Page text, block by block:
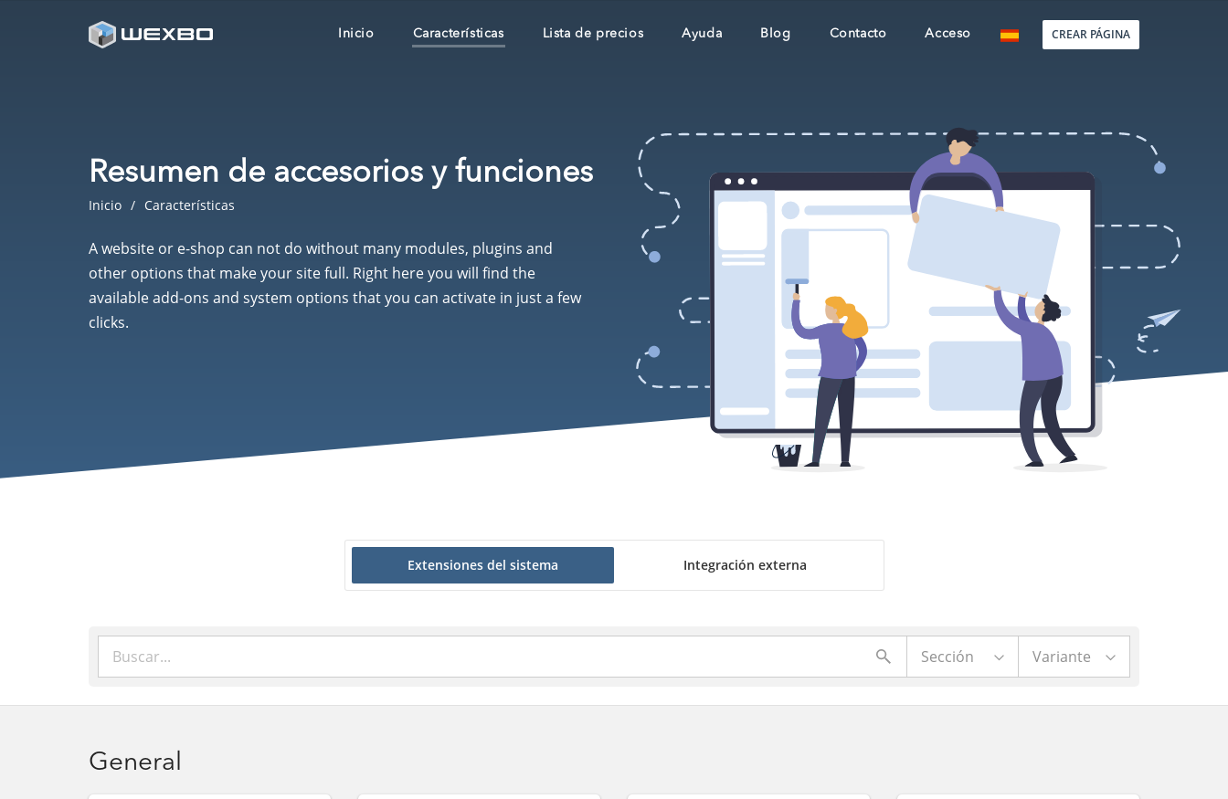
Inicio Características Lista de precios Ayuda Blog Contacto Acceso CREAR PÁGINA
Resumen de accesorios y funciones
Inicio Características
A website or e-shop can not do without many modules, plugins and
other options that make your site full. Right here you will find the
available add-ons and system options that you can activate in just a few
clicks.
Extensiones del sistema Integración externa
Sección Variante
General